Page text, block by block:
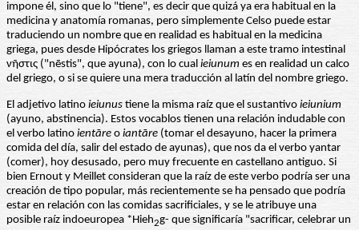
impone él, sino que lo "tiene", es decir que quizá ya era habitual en la
medicina y anatomía romanas, pero simplemente Celso puede estar
traduciendo un nombre que en realidad es habitual en la medicina
griega, pues desde Hipócrates los griegos llaman a este tramo intestinal
νῆστις ("nēstis", que ayuna), con lo cual ieiunum es en realidad un calco
del griego, o si se quiere una mera traducción al latín del nombre griego.
El adjetivo latino ieiunus tiene la misma raíz que el sustantivo ieiunium
(ayuno, abstinencia). Estos vocablos tienen una relación indudable con
el verbo latino ientāre o iantāre (tomar el desayuno, hacer la primera
comida del día, salir del estado de ayunas), que nos da el verbo yantar
(comer), hoy desusado, pero muy frecuente en castellano antiguo. Si
bien Ernout y Meillet consideran que la raíz de este verbo podría ser una
creación de tipo popular, más recientemente se ha pensado que podría
estar en relación con las comidas sacrificiales, y se le atribuye una
posible raíz indoeuropea *Hieh2g- que significaría "sacrificar, celebrar un